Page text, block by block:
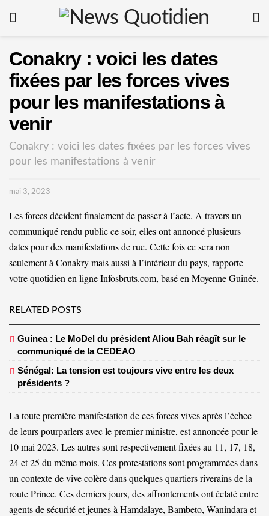
Conakry : voici les dates
fixées par les forces vives
pour les manifestations à
venir
Conakry : voici les dates fixées par les forces vives
pour les manifestations à venir
mai 3, 2023
Les forces décident finalement de passer à l’acte. A travers un
communiqué rendu public ce soir, elles ont annoncé plusieurs
dates pour des manifestations de rue. Cette fois ce sera non
seulement à Conakry mais aussi à l’intérieur du pays, rapporte
votre quotidien en ligne Infosbruts.com, basé en Moyenne Guinée.
RELATED POSTS
Guinea : Le MoDel du président Aliou Bah réagît sur le
communiqué de la CEDEAO
Sénégal: La tension est toujours vive entre les deux
présidents ?
La toute première manifestation de ces forces vives après l’échec
de leurs pourparlers avec le premier ministre, est annoncée pour le
10 mai 2023. Les autres sont respectivement fixées au 11, 17, 18,
24 et 25 du même mois. Ces protestations sont programmées dans
un contexte de vive colère dans quelques quartiers riverains de la
route Prince. Ces derniers jours, des affrontements ont éclaté entre
agents de sécurité et jeunes à Hamdalaye, Bambeto, Wanindara et